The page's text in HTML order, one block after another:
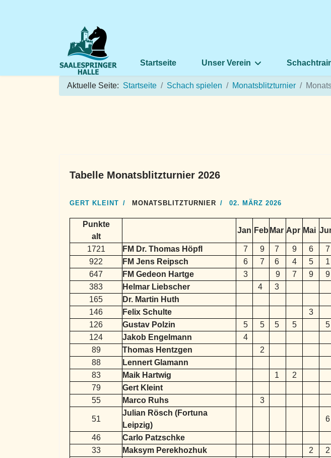
Startseite Unser Verein
Aktuelle Seite: Startseite Schach spielen Monatsblitzturnier
Tabelle Monatsblitzturnier 2026
GERT KLEINT MONATSBLITZTURNIER 02. MÄRZ 2026
Punkte
alt
Jan Feb Mar Apr Mai
1721
FM Dr. Thomas Höpfl 7 9 7 9 6 7
922
FM Jens Reipsch 6 7 6 4 5 1
647
FM Gedeon Hartge 3 9 7 9 9
383
Helmar Liebscher 4 3
165
Dr. Martin Huth
146
Felix Schulte 3
126
Gustav Polzin 5 5 5 5 5
124
Jakob Engelmann 4
89
Thomas Hentzgen 2
88
Lennert Glamann
83
Maik Hartwig 1 2
79
Gert Kleint
55
Marco Ruhs 3
51
Julian Rösch (Fortuna
Leipzig)
6
46
Carlo Patzschke
33
Maksym Perekhozhuk 2 2